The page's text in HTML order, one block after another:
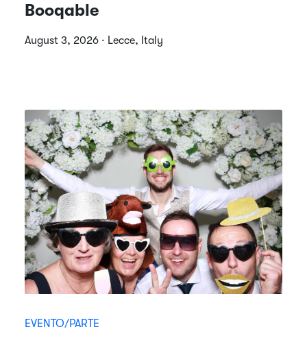
Booqable
August 3, 2026 · Lecce, Italy
EVENTO/PARTE